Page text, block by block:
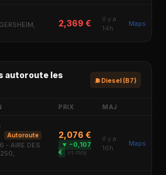
2,369 €
il y a
14h
Maps
autoroute les
⛽ Diesel (B7)
PRIX MAJ
Autoroute
- AIRE DES
2,076 €
▼ −0,107
€
vs moy.
il y a
16h
Maps